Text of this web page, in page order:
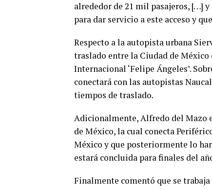
alrededor de 21 mil pasajeros, […]
para dar servicio a este acceso y
Respecto a la autopista urbana
traslado entre la Ciudad de
Internacional ‘Felipe Ángeles’.
conectará con las autopistas
tiempos de traslado.
Adicionalmente, Alfredo del Mazo
de México, la cual conecta
México y que posteriormente lo
estará concluida para finales del
Finalmente comentó que se